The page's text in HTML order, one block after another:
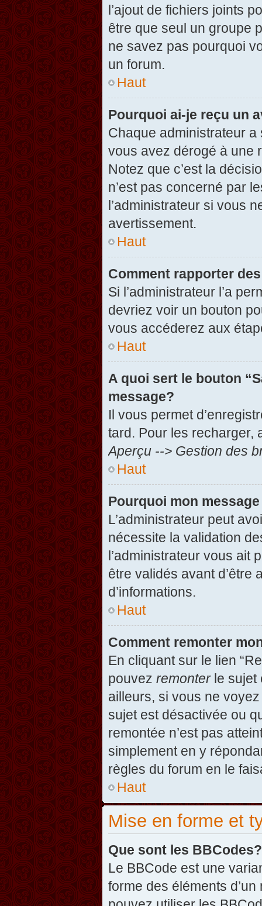
l’ajout de fichiers joints
être que seul un groupe
ne savez pas pourquoi
un forum.
Haut
Pourquoi ai-je reçu un
Chaque administrateur
vous avez dérogé à une
Notez que c’est la
n’est pas concerné par
l’administrateur si vous
avertissement.
Haut
Comment rapporter
Si l’administrateur l’a
devriez voir un bouton
vous accéderez aux
Haut
A quoi sert le bouton
message?
Il vous permet
tard. Pour les recharger,
Aperçu --> Gestion des
Haut
Pourquoi mon
L’administrateur peut
nécessite la validation
l’administrateur vous ait
être validés avant d’être
d’informations.
Haut
Comment remonter
En cliquant sur le lien
pouvez remonterle sujet
ailleurs, si vous ne
sujet est désactivée ou
remontée n’est pas
simplement en y
règles du forum en le
Haut
Mise en forme et
Que sont les BBCodes?
Le BBCode est une
forme des éléments